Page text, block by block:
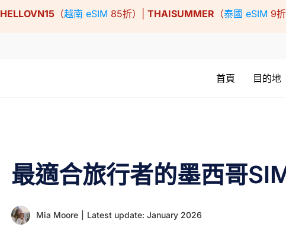
HELLOVN15 （越南 eSIM 85折）| THAISUMMER （泰國 eSIM 9
首頁 目的地
最適合旅行者的墨西哥
Mia Moore Latest update: January 2026